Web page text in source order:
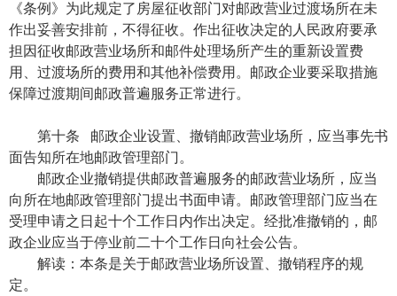
《条例》为此规定了房屋征收部门对邮政营业过渡场所在未
作出妥善安排前，不得征收。作出征收决定的人民政府要承
担因征收邮政营业场所和邮件处理场所产生的重新设置费
用、过渡场所的费用和其他补偿费用。邮政企业要采取措施
保障过渡期间邮政普遍服务正常进行。
第十条 邮政企业设置、撤销邮政营业场所，应当事先书
面告知所在地邮政管理部门。
邮政企业撤销提供邮政普遍服务的邮政营业场所，应当
向所在地邮政管理部门提出书面申请。邮政管理部门应当在
受理申请之日起十个工作日内作出决定。经批准撤销的，邮
政企业应当于停业前二十个工作日向社会公告。
解读：本条是关于邮政营业场所设置、撤销程序的规
定。